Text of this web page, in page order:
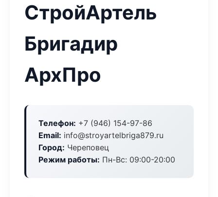
СтройАртель
Бригадир
АрхПро
Телефон: +7 (946) 154-97-86
Email: info@stroyartelbriga879.ru
Город: Череповец
Режим работы: Пн-Вс: 09:00-20:00